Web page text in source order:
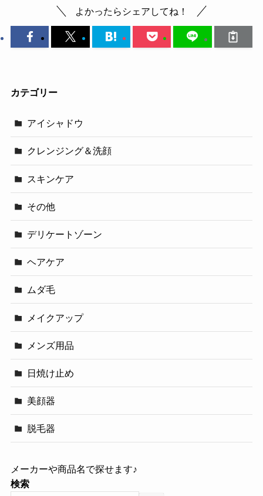
よかったらシェアしてね！
カテゴリー
アイシャドウ
クレンジング＆洗顔
スキンケア
その他
デリケートゾーン
ヘアケア
ムダ毛
メイクアップ
メンズ用品
日焼け止め
美顔器
脱毛器
メーカーや商品名で探せます♪
検索